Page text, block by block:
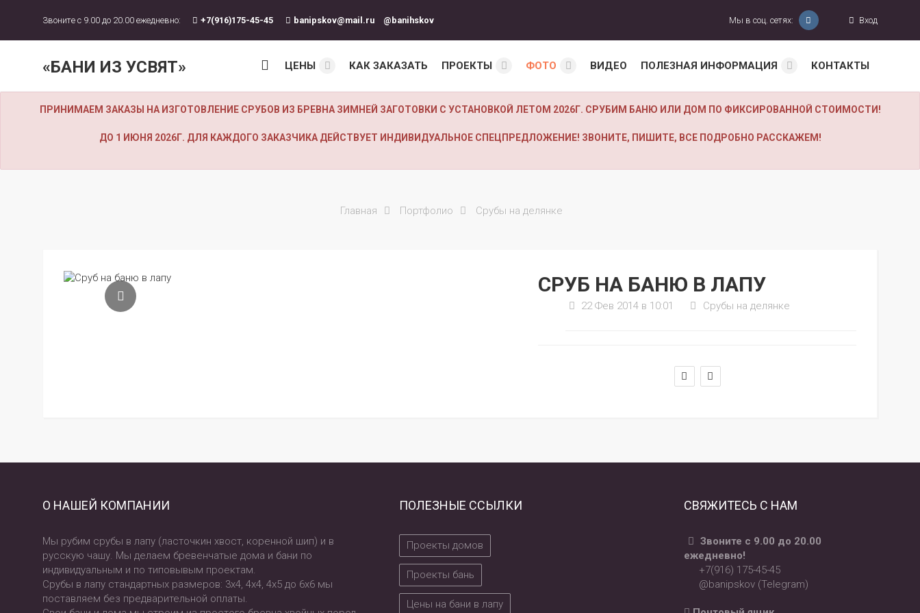
Звоните с 9.00 до 20.00 ежедневно: +7(916)175-45-45 banipskov@mail.ru @banihskov Вход
Мы в соц. сетях:
«БАНИ ИЗ УСВЯТ» ЦЕНЫ КАК ЗАКАЗАТЬ ПРОЕКТЫ ФОТО ВИДЕО ПОЛЕЗНАЯ ИНФОРМАЦИЯ КОНТАКТЫ
ПРИНИМАЕМ ЗАКАЗЫ НА ИЗГОТОВЛЕНИЕ СРУБОВ ИЗ БРЕВНА ЗИМНЕЙ ЗАГОТОВКИ С УСТАНОВКОЙ ЛЕТОМ 2026Г. СРУБИМ БАНЮ ИЛИ ДОМ ПО ФИКСИРОВАННОЙ СТОИМОСТИ!
ДО 1 ИЮНЯ 2026Г. ДЛЯ КАЖДОГО ЗАКАЗЧИКА ДЕЙСТВУЕТ ИНДИВИДУАЛЬНОЕ СПЕЦПРЕДЛОЖЕНИЕ! ЗВОНИТЕ, ПИШИТЕ, ВСЕ ПОДРОБНО РАССКАЖЕМ!
Главная Портфолио Срубы на делянке
СРУБ НА БАНЮ В ЛАПУ
22 Фев 2014 в 10:01 Срубы на делянке
О НАШЕЙ КОМПАНИИ
Мы рубим срубы в лапу (ласточкин хвост, коренной шип) и в
русскую чашу. Мы делаем бревенчатые дома и бани по
индивидуальным и по типовывым проектам.
Срубы в лапу стандартных размеров: 3х4, 4х4, 4х5 до 6х6 мы
поставляем без предварительной оплаты.
ПОЛЕЗНЫЕ ССЫЛКИ
Проекты домов
Проекты бань
Цены на бани в лапу
СВЯЖИТЕСЬ С НАМ
Звоните с 9.00 до 20.00
ежедневно!
+7(916) 175-45-45
@banipskov (Telegram)